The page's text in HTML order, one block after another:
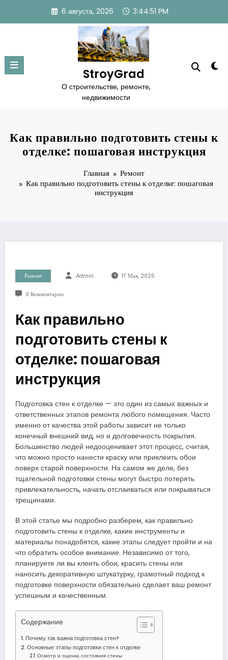
содержимому
6 августа, 2026 3:44:52 PM
StroyGrad
О строительстве, ремонте,
недвижимости
Как правильно подготовить стены к
отделке: пошаговая инструкция
Главная
Ремонт
Как правильно подготовить стены к отделке: пошаговая
инструкция
Ремонт Admin 17 Мая, 2025
0 Комментарии
Как правильно
подготовить стены к
отделке: пошаговая
инструкция
Подготовка стен к отделке — это один из самых важных и
ответственных этапов ремонта любого помещения. Часто
именно от качества этой работы зависит не только
конечный внешний вид, но и долговечность покрытия.
Большинство людей недооценивает этот процесс, считая,
что можно просто нанести краску или приклеить обои
поверх старой поверхности. На самом же деле, без
тщательной подготовки стены могут быстро потерять
привлекательность, начать отслаиваться или покрываться
трещинами.
В этой статье мы подробно разберем, как правильно
подготовить стены к отделке, какие инструменты и
материалы понадобятся, какие этапы следует пройти и на
что обратить особое внимание. Независимо от того,
планируете ли вы клеить обои, красить стены или
наносить декоративную штукатурку, грамотный подход к
подготовке поверхности обязательно сделает ваш ремонт
успешным и качественным.
Содержание
Почему так важна подготовка стен?
Основные этапы подготовки стен к отделке
Осмотр и оценка состояния стены